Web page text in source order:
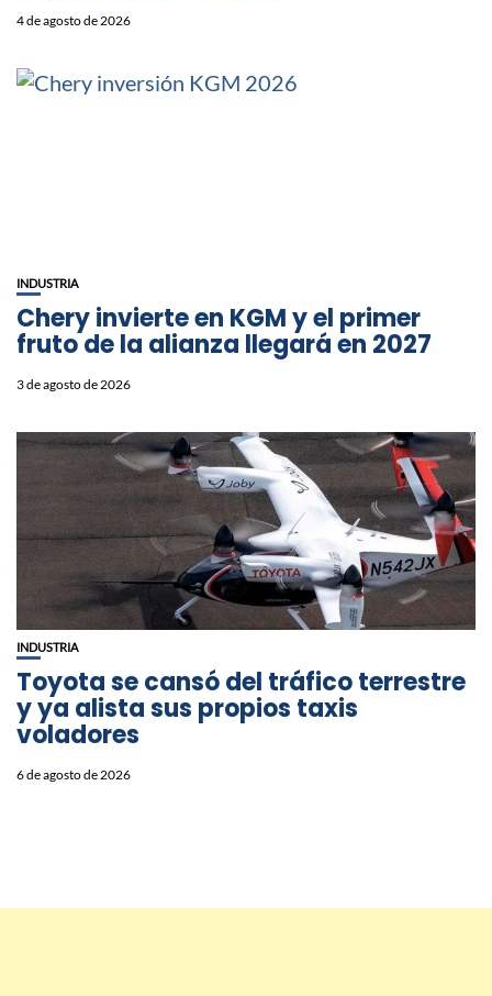
4 de agosto de 2026
INDUSTRIA
Chery invierte en KGM y el primer
fruto de la alianza llegará en 2027
3 de agosto de 2026
INDUSTRIA
Toyota se cansó del tráfico terrestre
y ya alista sus propios taxis
voladores
6 de agosto de 2026